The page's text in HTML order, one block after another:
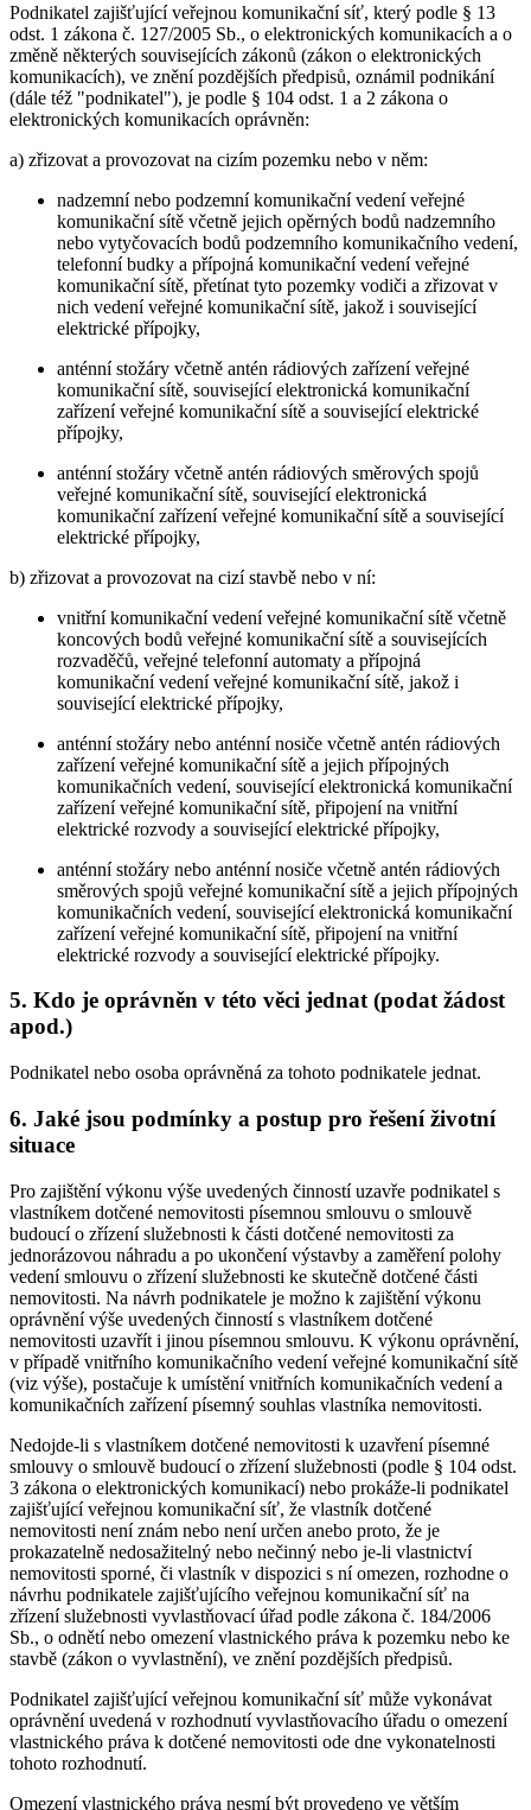
Podnikatel zajišťující veřejnou komunikační síť, který podle § 13
odst. 1 zákona č. 127/2005 Sb., o elektronických komunikacích a o
změně některých souvisejících zákonů (zákon o elektronických
komunikacích), ve znění pozdějších předpisů, oznámil podnikání
(dále též "podnikatel"), je podle § 104 odst. 1 a 2 zákona o
elektronických komunikacích oprávněn:
a) zřizovat a provozovat na cizím pozemku nebo v něm:
nadzemní nebo podzemní komunikační vedení veřejné
komunikační sítě včetně jejich opěrných bodů nadzemního
nebo vytyčovacích bodů podzemního komunikačního vedení,
telefonní budky a přípojná komunikační vedení veřejné
komunikační sítě, přetínat tyto pozemky vodiči a zřizovat v
nich vedení veřejné komunikační sítě, jakož i související
elektrické přípojky,
anténní stožáry včetně antén rádiových zařízení veřejné
komunikační sítě, související elektronická komunikační
zařízení veřejné komunikační sítě a související elektrické
přípojky,
anténní stožáry včetně antén rádiových směrových spojů
veřejné komunikační sítě, související elektronická
komunikační zařízení veřejné komunikační sítě a související
elektrické přípojky,
b) zřizovat a provozovat na cizí stavbě nebo v ní:
vnitřní komunikační vedení veřejné komunikační sítě včetně
koncových bodů veřejné komunikační sítě a souvisejících
rozvaděčů, veřejné telefonní automaty a přípojná
komunikační vedení veřejné komunikační sítě, jakož i
související elektrické přípojky,
anténní stožáry nebo anténní nosiče včetně antén rádiových
zařízení veřejné komunikační sítě a jejich přípojných
komunikačních vedení, související elektronická komunikační
zařízení veřejné komunikační sítě, připojení na vnitřní
elektrické rozvody a související elektrické přípojky,
anténní stožáry nebo anténní nosiče včetně antén rádiových
směrových spojů veřejné komunikační sítě a jejich přípojných
komunikačních vedení, související elektronická komunikační
zařízení veřejné komunikační sítě, připojení na vnitřní
elektrické rozvody a související elektrické přípojky.
5. Kdo je oprávněn v této věci jednat (podat žádost
apod.)
Podnikatel nebo osoba oprávněná za tohoto podnikatele jednat.
6. Jaké jsou podmínky a postup pro řešení životní
situace
Pro zajištění výkonu výše uvedených činností uzavře podnikatel s
vlastníkem dotčené nemovitosti písemnou smlouvu o smlouvě
budoucí o zřízení služebnosti k části dotčené nemovitosti za
jednorázovou náhradu a po ukončení výstavby a zaměření polohy
vedení smlouvu o zřízení služebnosti ke skutečně dotčené části
nemovitosti. Na návrh podnikatele je možno k zajištění výkonu
oprávnění výše uvedených činností s vlastníkem dotčené
nemovitosti uzavřít i jinou písemnou smlouvu. K výkonu oprávnění,
v případě vnitřního komunikačního vedení veřejné komunikační sítě
(viz výše), postačuje k umístění vnitřních komunikačních vedení a
komunikačních zařízení písemný souhlas vlastníka nemovitosti.
Nedojde-li s vlastníkem dotčené nemovitosti k uzavření písemné
smlouvy o smlouvě budoucí o zřízení služebnosti (podle § 104 odst.
3 zákona o elektronických komunikací) nebo prokáže-li podnikatel
zajišťující veřejnou komunikační síť, že vlastník dotčené
nemovitosti není znám nebo není určen anebo proto, že je
prokazatelně nedosažitelný nebo nečinný nebo je-li vlastnictví
nemovitosti sporné, či vlastník v dispozici s ní omezen, rozhodne o
návrhu podnikatele zajišťujícího veřejnou komunikační síť na
zřízení služebnosti vyvlastňovací úřad podle zákona č. 184/2006
Sb., o odnětí nebo omezení vlastnického práva k pozemku nebo ke
stavbě (zákon o vyvlastnění), ve znění pozdějších předpisů.
Podnikatel zajišťující veřejnou komunikační síť může vykonávat
oprávnění uvedená v rozhodnutí vyvlastňovacího úřadu o omezení
vlastnického práva k dotčené nemovitosti ode dne vykonatelnosti
tohoto rozhodnutí.
Omezení vlastnického práva nesmí být provedeno ve větším